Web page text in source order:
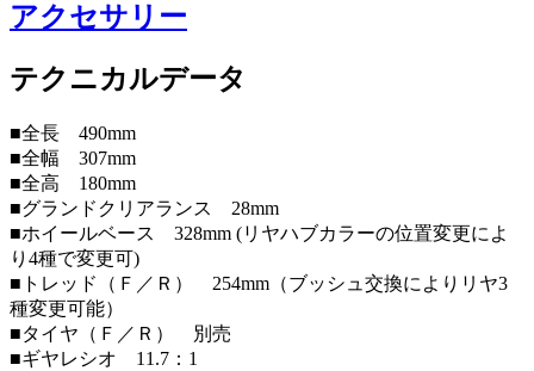
アクセサリー
テクニカルデータ
■全長 490mm
■全幅 307mm
■全高 180mm
■グランドクリアランス 28mm
■ホイールベース 328mm (リヤハブカラーの位置変更によ
り4種で変更可)
■トレッド（Ｆ／Ｒ） 254mm（ブッシュ交換によりリヤ3
種変更可能）
■タイヤ（Ｆ／Ｒ） 別売
■ギヤレシオ 11.7：1